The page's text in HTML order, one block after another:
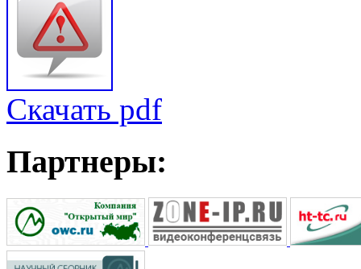
Скачать pdf
Партнеры: